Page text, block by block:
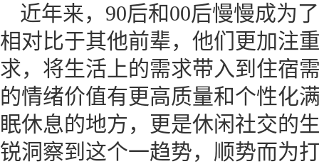
近年来，90后和00后慢慢成为
相对比于其他前辈，他们更加注
求，将生活上的需求带入到住宿
的情绪价值有更高质量和个性化
眠休息的地方，更是休闲社交的
锐洞察到这个一趋势，顺势而为